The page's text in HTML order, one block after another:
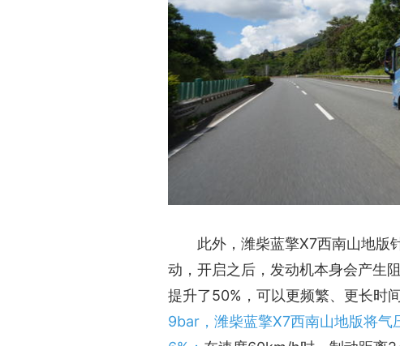
此外，潍柴蓝擎X7西南山地版
动，开启之后，发动机本身会产生
提升了50%，可以更频繁、更长时
9bar，潍柴蓝擎X7西南山地版将气